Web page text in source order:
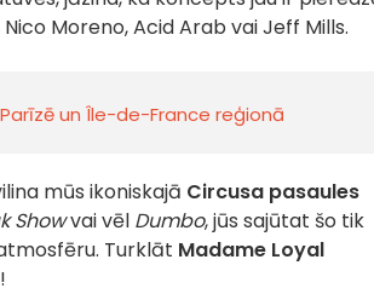
Moreno, Acid Arab vai Jeff Mills.
un Île-de-France reģionā
mūs ikoniskajā Circusa pasaules
Showvai vēl Dumbo, jūs sajūtat šo tik
Turklāt Madame Loyal